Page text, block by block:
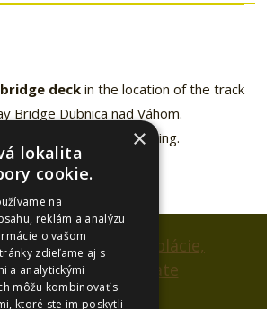
deckin the location of the track
Bridge Dubnica nad Váhom.
spraying.
×
lokalita
cookie.
na
reklám a analýzu
o vašom
zdieľame aj s
a analytickými
môžu kombinovať s
ktoré ste im poskytli